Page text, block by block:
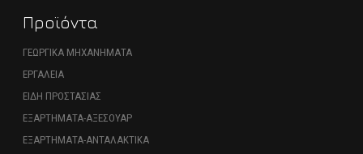
Προϊόντα
ΓΕΩΡΓΙΚΑ ΜΗΧΑΝΗΜΑΤΑ
ΕΡΓΑΛΕΙΑ
ΕΙΔΗ ΠΡΟΣΤΑΣΙΑΣ
ΕΞΑΡΤΗΜΑΤΑ-ΑΞΕΣΟΥΑΡ
ΕΞΑΡΤΗΜΑΤΑ-ΑΝΤΑΛΑΚΤΙΚΑ